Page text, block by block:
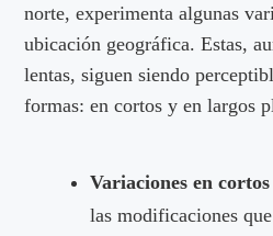
norte, experimenta algunas
ubicación geográfica. Estas,
lentas, siguen siendo
formas: en cortos y en largos
Variaciones en
las modificaciones